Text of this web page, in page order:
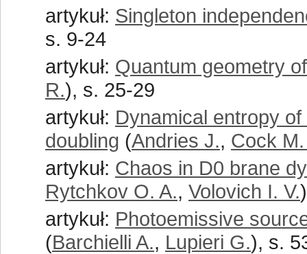
artykuł: Singleton
s. 9-24
artykuł: Quantum geometry
R.), s. 25-29
artykuł: Dynamical entropy
doubling (Andries J., Cock
artykuł: Chaos in D0 brane
Rytchkov O. A., Volovich I. V.
artykuł: Photoemissive
(Barchielli A., Lupieri G.), s.